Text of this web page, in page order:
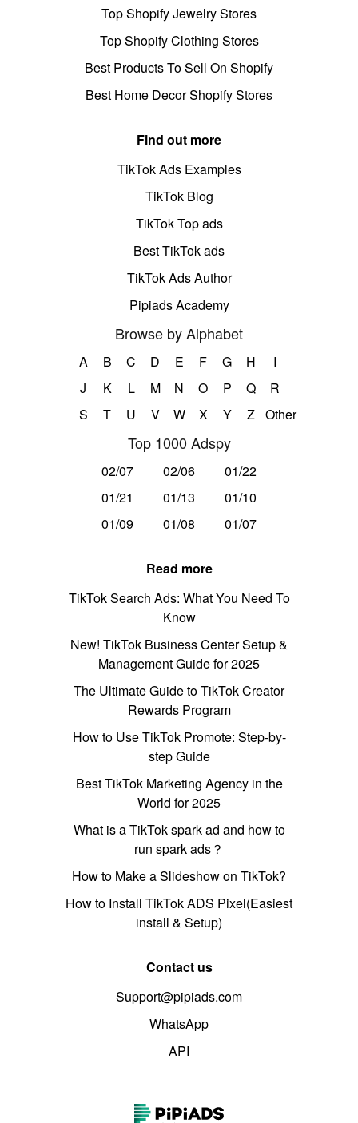
Top Shopify Jewelry Stores
Top Shopify Clothing Stores
Best Products To Sell On Shopify
Best Home Decor Shopify Stores
Find out more
TikTok Ads Examples
TikTok Blog
TikTok Top ads
Best TikTok ads
TikTok Ads Author
Pipiads Academy
Browse by Alphabet
A B C D E F G H
I
J
K L M N O P Q
R
S
T U V W X Y Z Other
Top 1000 Adspy
02/07 02/06
01/22
01/21
01/13
01/10
01/09
01/08 01/07
Read more
TikTok Search Ads: What You Need To
Know
New! TikTok Business Center Setup &
Management Guide for 2025
The Ultimate Guide to TikTok Creator
Rewards Program
How to Use TikTok Promote: Step-by-
step Guide
Best TikTok Marketing Agency in the
World for 2025
What is a TikTok spark ad and how to
run spark ads？
How to Make a Slideshow on TikTok?
How to Install TikTok ADS Pixel(Easiest
install & Setup)
Contact us
Support@pipiads.com
WhatsApp
API